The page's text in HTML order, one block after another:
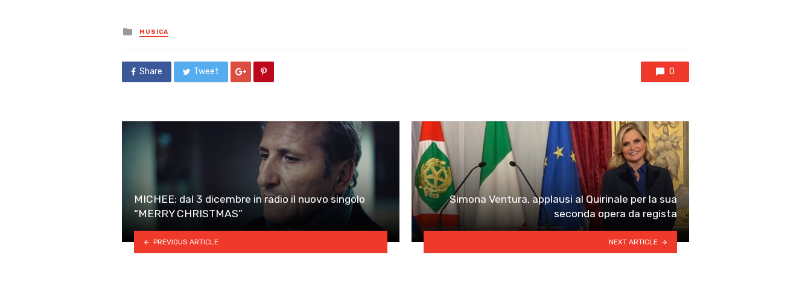
Posted
in
MUSICA
Share Tweet 0
MICHEE: dal 3 dicembre in radio il nuovo singolo
“MERRY CHRISTMAS”
PREVIOUS ARTICLE
Simona Ventura, applausi al Quirinale per la sua
seconda opera da regista
NEXT ARTICLE